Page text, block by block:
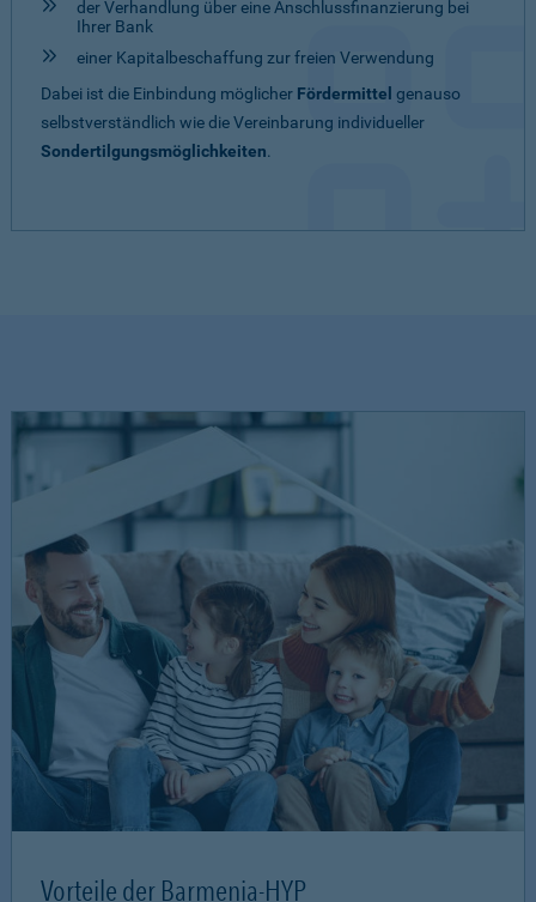
der Verhandlung über eine Anschlussfinanzierung bei
Ihrer Bank
einer Kapitalbeschaffung zur freien Verwendung
Dabei ist die Einbindung möglicher Fördermittel genauso
selbstverständlich wie die Vereinbarung individueller
Sondertilgungsmöglichkeiten.
Vorteile der Barmenia-HYP